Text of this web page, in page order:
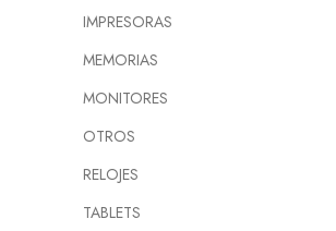
IMPRESORAS
MEMORIAS
MONITORES
OTROS
RELOJES
TABLETS